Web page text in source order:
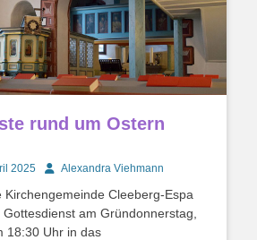
rund um Ostern
2025 AutorAlexandra Viehmann
Kirchengemeinde Cleeberg-Espa
am Gründonnerstag,
18:30 Uhr in das